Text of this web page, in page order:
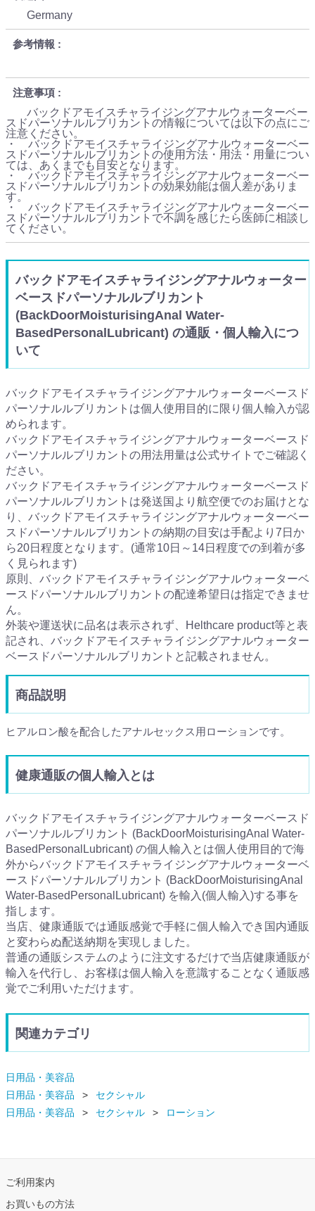
Germany
参考情報
注意事項
バックドアモイスチャライジングアナルウォーターベー
スドパーソナルルブリカントの情報については以下の点にご
注意ください。
・ バックドアモイスチャライジングアナルウォーターベー
スドパーソナルルブリカントの使用方法・用法・用量につい
ては、あくまでも目安となります。
・ バックドアモイスチャライジングアナルウォーターベー
スドパーソナルルブリカントの効果効能は個人差がありま
す。
・ バックドアモイスチャライジングアナルウォーターベー
スドパーソナルルブリカントで不調を感じたら医師に相談し
てください。
バックドアモイスチャライジングアナルウォーター
ベースドパーソナルルブリカント
(BackDoorMoisturisingAnal Water-
BasedPersonalLubricant) の通販・個人輸入につ
いて
バックドアモイスチャライジングアナルウォーターベースド
パーソナルルブリカントは個人使用目的に限り個人輸入が認
められます。
バックドアモイスチャライジングアナルウォーターベースド
パーソナルルブリカントの用法用量は公式サイトでご確認く
ださい。
バックドアモイスチャライジングアナルウォーターベースド
パーソナルルブリカントは発送国より航空便でのお届けとな
り、バックドアモイスチャライジングアナルウォーターベー
スドパーソナルルブリカントの納期の目安は手配より7日か
ら20日程度となります。(通常10日～14日程度での到着が多
く見られます)
原則、バックドアモイスチャライジングアナルウォーターベ
ースドパーソナルルブリカントの配達希望日は指定できませ
ん。
外装や運送状に品名は表示されず、Helthcare product等と表
記され、バックドアモイスチャライジングアナルウォーター
ベースドパーソナルルブリカントと記載されません。
商品説明
ヒアルロン酸を配合したアナルセックス用ローションです。
健康通販の個人輸入とは
バックドアモイスチャライジングアナルウォーターベースド
パーソナルルブリカント (BackDoorMoisturisingAnal Water-
BasedPersonalLubricant) の個人輸入とは個人使用目的で海
外からバックドアモイスチャライジングアナルウォーターベ
ースドパーソナルルブリカント (BackDoorMoisturisingAnal
Water-BasedPersonalLubricant) を輸入(個人輸入)する事を
指します。
当店、健康通販では通販感覚で手軽に個人輸入でき国内通販
と変わらぬ配送納期を実現しました。
普通の通販システムのように注文するだけで当店健康通販が
輸入を代行し、お客様は個人輸入を意識することなく通販感
覚でご利用いただけます。
関連カテゴリ
日用品・美容品
日用品・美容品
セクシャル
日用品・美容品
セクシャル ローション
ご利用案内
お買いもの方法